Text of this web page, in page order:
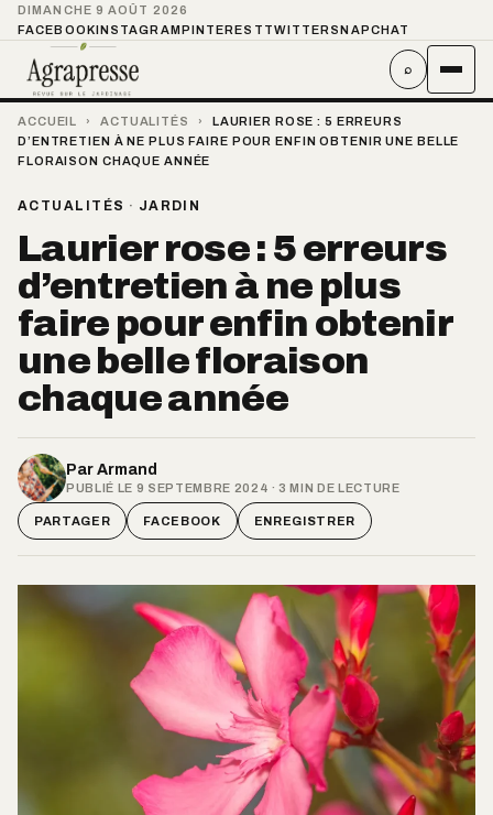
DIMANCHE 9 AOÛT 2026
FACEBOOKINSTAGRAMPINTEREST TWITTER SNAPCHAT
⌕
ACCUEIL › ACTUALITÉS ›
LAURIER ROSE : 5 ERREURS
D’ENTRETIEN À NE PLUS FAIRE POUR ENFIN OBTENIR UNE BELLE
FLORAISON CHAQUE ANNÉE
ACTUALITÉS · JARDIN
Laurier rose : 5 erreurs
d’entretien à ne plus
faire pour enfin obtenir
une belle floraison
chaque année
Par Armand
PUBLIÉ LE 9 SEPTEMBRE 2024 · 3 MIN DE LECTURE
PARTAGER FACEBOOK ENREGISTRER